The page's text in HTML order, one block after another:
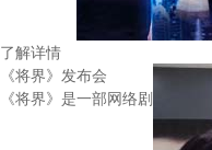
了解详情
《将界》发布会
《将界》是一部网络剧